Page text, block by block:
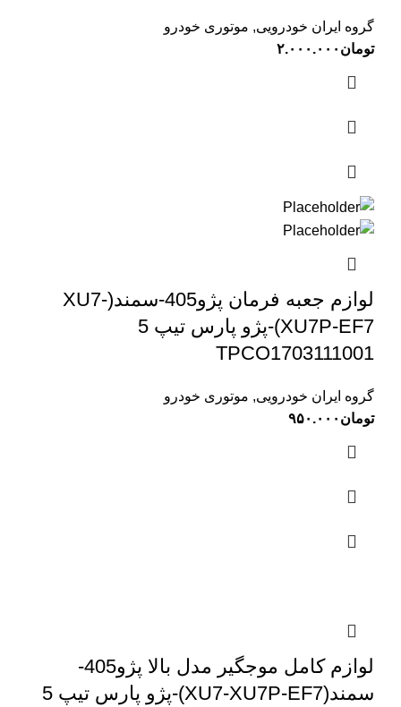
گروه ایران خودرویی, موتوری خودرو
تومان ۲.۰۰۰.۰۰۰
لوازم جعبه فرمان پژو405-سمند(XU7-
XU7P-EF7)-پژو پارس تیپ 5
TPCO1703111001
گروه ایران خودرویی, موتوری خودرو
تومان ۹۵۰.۰۰۰
لوازم کامل موجگیر مدل بالا پژو405-
سمند(XU7-XU7P-EF7)-پژو پارس تیپ 5